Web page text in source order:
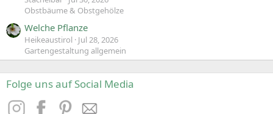
Obstbäume & Obstgehölze
Welche Pflanze
Heikeaustirol
Jul 28, 2026
Gartengestaltung allgemein
Folge uns auf Social Media